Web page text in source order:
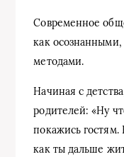
Современное
как
методами.
Начиная с
родителей: «Ну
покажись
как ты дальше